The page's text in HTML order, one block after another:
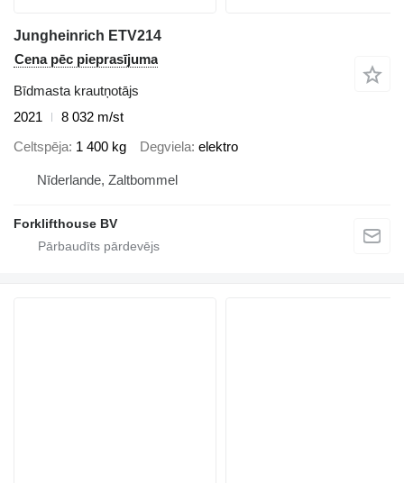
Jungheinrich ETV214
Cena pēc pieprasījuma
Bīdmasta krautņotājs
2021
8 032 m/st
Celtspēja 1 400 kg Degviela elektro
Nīderlande, Zaltbommel
Forklifthouse BV